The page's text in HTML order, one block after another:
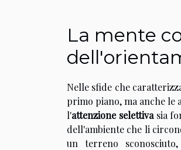
La mente
Nelle sfide che
primo piano, ma anche le
l'attenzione selettivasia
dell'ambiente che li
un terreno